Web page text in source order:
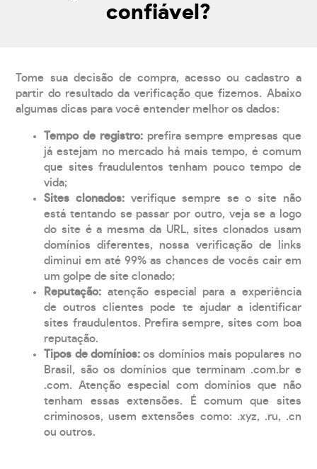
confiável?
Tome sua decisão de compra, acesso ou cadastro a
partir do resultado da verificação que fizemos. Abaixo
algumas dicas para você entender melhor os dados:
Tempo de registro: prefira sempre empresas que
já estejam no mercado há mais tempo, é comum
que sites fraudulentos tenham pouco tempo de
vida;
Sites clonados: verifique sempre se o site não
está tentando se passar por outro, veja se a logo
do site é a mesma da URL, sites clonados usam
domínios diferentes, nossa verificação de links
diminui em até 99% as chances de vocês cair em
um golpe de site clonado;
Reputação: atenção especial para a experiência
de outros clientes pode te ajudar a identificar
sites fraudulentos. Prefira sempre, sites com boa
reputação.
Tipos de domínios:os domínios mais populares no
Brasil, são os domínios que terminam .com.br e
.com. Atenção especial com domínios que não
tenham essas extensões. É comum que sites
criminosos, usem extensões como: .xyz, .ru, .cn
ou outros.